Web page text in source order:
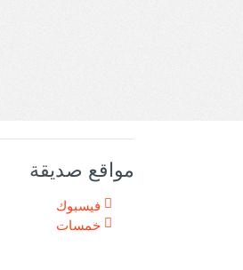
مواقع صديقة
فيسبوك
خمسات